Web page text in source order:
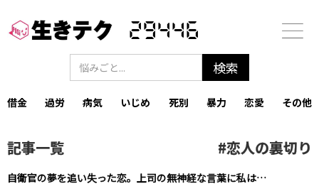
29446
借金 過労 病気 いじめ 死別 暴力 恋愛 その他
記事一覧 #恋人の裏切り
自衛官の夢を追い失った恋。上司の無神経な言葉に私は…